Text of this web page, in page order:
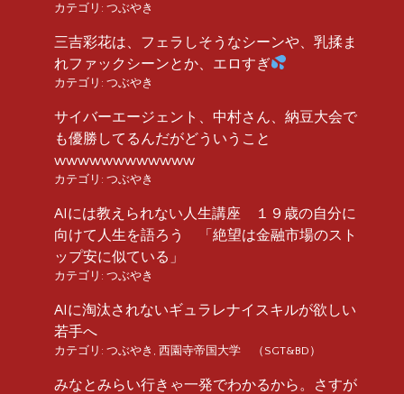
カテゴリ: つぶやき
三吉彩花は、フェラしそうなシーンや、乳揉ま
れファックシーンとか、エロすぎ
カテゴリ: つぶやき
サイバーエージェント、中村さん、納豆大会で
も優勝してるんだがどういうこと
wwwwwwwwwwww
カテゴリ: つぶやき
AIには教えられない人生講座 １９歳の自分に
向けて人生を語ろう 「絶望は金融市場のスト
ップ安に似ている」
カテゴリ: つぶやき
AIに淘汰されないギュラレナイスキルが欲しい
若手へ
カテゴリ: つぶやき 西園寺帝国大学 （SGT&BD）
みなとみらい行きゃ一発でわかるから。さすが